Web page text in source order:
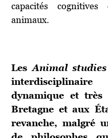
capacités
animaux.
LesAnimal studies
dynamique et très
Bretagne et aux
revanche, malgré